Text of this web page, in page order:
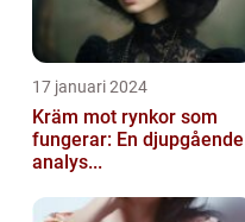
17 januari 2024
Kräm mot rynkor som
fungerar: En djupgående
analys...